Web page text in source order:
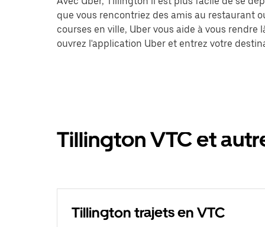
que vous rencontriez des amis au restaurant
courses en ville, Uber vous aide à vous rendre
ouvrez l'application Uber et entrez votre
Tillington VTC et
Tillington trajets en VTC